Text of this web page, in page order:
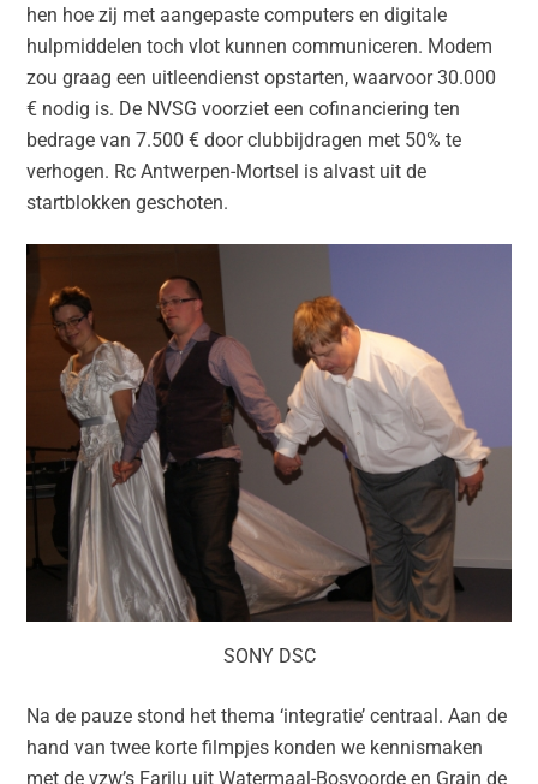
hen hoe zij met aangepaste computers en digitale
hulpmiddelen toch vlot kunnen communiceren. Modem
zou graag een uitleendienst opstarten, waarvoor 30.000
€ nodig is. De NVSG voorziet een cofinanciering ten
bedrage van 7.500 € door clubbijdragen met 50% te
verhogen. Rc Antwerpen-Mortsel is alvast uit de
startblokken geschoten.
SONY DSC
Na de pauze stond het thema ‘integratie’ centraal. Aan de
hand van twee korte filmpjes konden we kennismaken
met de vzw’s Farilu uit Watermaal-Bosvoorde en Grain de